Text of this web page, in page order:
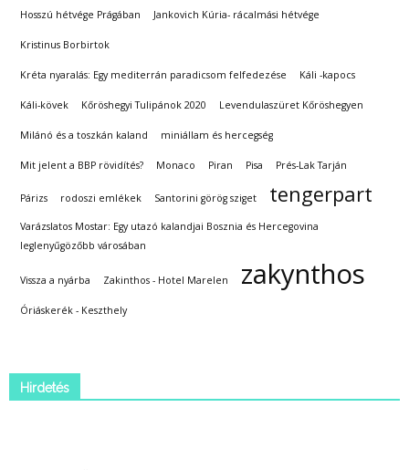
Hosszú hétvége Prágában Jankovich Kúria- rácalmási hétvége
Kristinus Borbirtok
Kréta nyaralás: Egy mediterrán paradicsom felfedezése Káli -kapocs
Káli-kövek Kőröshegyi Tulipánok 2020 Levendulaszüret Kőröshegyen
Milánó és a toszkán kaland miniállam és hercegség
Mit jelent a BBP rövidítés? Monaco Piran Pisa Prés-Lak Tarján
Párizs rodoszi emlékek Santorini görög sziget tengerpart
Varázslatos Mostar: Egy utazó kalandjai Bosznia és Hercegovina
leglenyűgözőbb városában
Vissza a nyárba Zakinthos - Hotel Marelen zakynthos
Óriáskerék - Keszthely
Hirdetés